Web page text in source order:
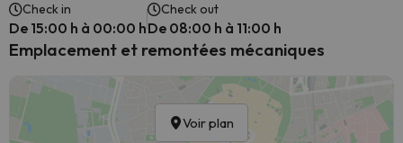
Check in
De 15:00 h à 00:00 h
Check out
De 08:00 h à 11:00 h
Emplacement et remontées mécaniques
Voir plan